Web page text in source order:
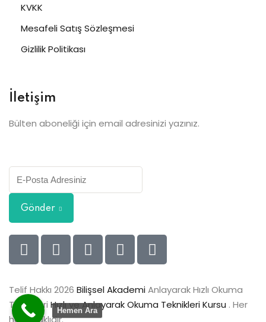
KVKK
Mesafeli Satış Sözleşmesi
Gizlilik Politikası
İletişim
Bülten aboneliği için email adresinizi yazınız.
Gönder
Telif Hakkı 2026 Bilişsel AkademiAnlayarak Hızlı Okuma
Teknikleri Hızlı ve Anlayarak Okuma Teknikleri Kursu . Her
hakkı saklıdır.
Hemen Ara